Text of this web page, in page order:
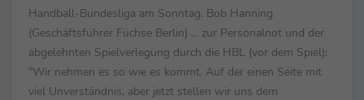
Handball-Bundesliga am Sonntag. Bob Hanning
(Geschäftsführer Füchse Berlin) ... zur Personalnot und der
abgelehnten Spielverlegung durch die HBL (vor dem Spiel):
"Wir nehmen es so wie es kommt. Auf der einen Seite mit
viel Unverständnis, aber jetzt stellen wir uns dem